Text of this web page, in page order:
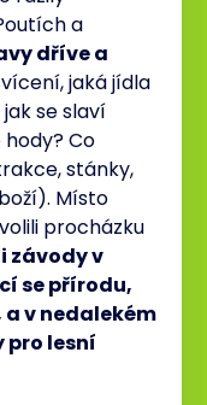
a
dříve a
jaká jídla
se slaví
Co
stánky,
Místo
procházku
závody v
se přírodu,
v nedalekém
pro lesní